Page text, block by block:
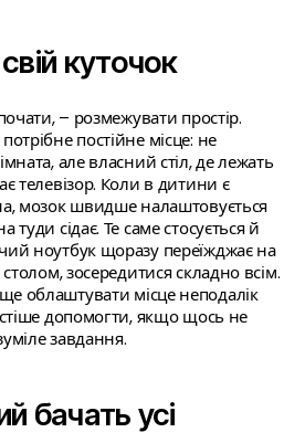
куточок
– розмежувати простір.
постійне місце: не
але власний стіл, де лежать
телевізор. Коли в дитини є
мозок швидше налаштовується
сідає. Те саме стосується й
ноутбук щоразу переїжджає на
зосередитися складно всім.
облаштувати місце неподалік
допомогти, якщо щось не
завдання.
бачать усі